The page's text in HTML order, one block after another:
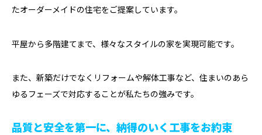
たオーダーメイドの住宅をご提案しています。
平屋から多階建てまで、様々なスタイルの家を実現可能です。
また、新築だけでなくリフォームや解体工事など、住まいのあら
ゆるフェーズで対応することが私たちの強みです。
品質と安全を第一に、納得のいく工事をお約束